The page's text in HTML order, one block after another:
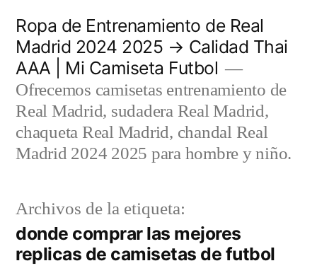
contenido
Ropa de Entrenamiento de Real
Madrid 2024 2025 → Calidad Thai
AAA | Mi Camiseta Futbol
Ofrecemos camisetas entrenamiento de
Real Madrid, sudadera Real Madrid,
chaqueta Real Madrid, chandal Real
Madrid 2024 2025 para hombre y niño.
Archivos de la etiqueta:
donde comprar las mejores
replicas de camisetas de futbol